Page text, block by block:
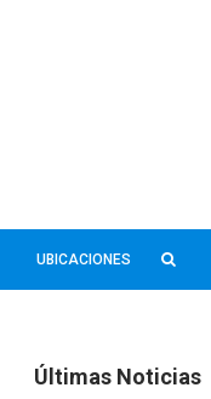
UBICACIONES
Últimas Noticias